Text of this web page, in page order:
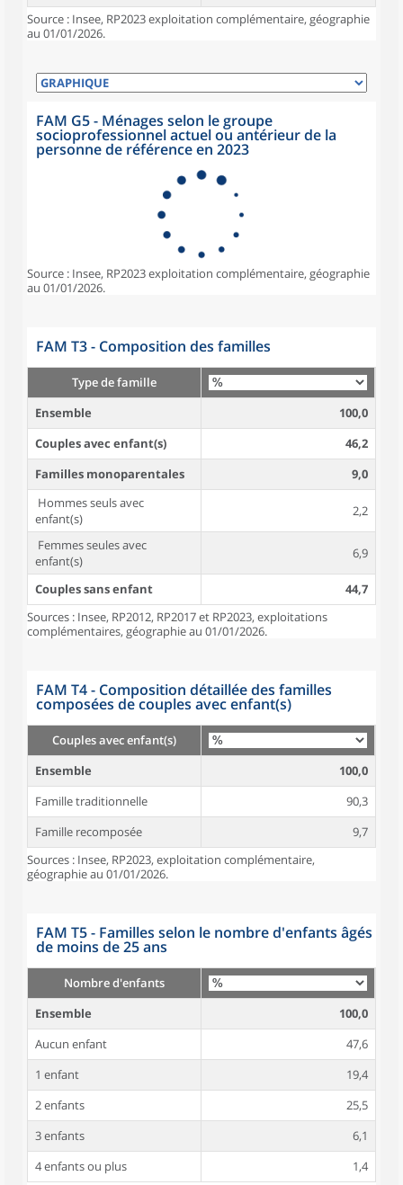
Source : Insee, RP2023 exploitation complémentaire, géographie
au 01/01/2026.
FAM G5 - Ménages selon le groupe
socioprofessionnel actuel ou antérieur de la
personne de référence en 2023
Source : Insee, RP2023 exploitation complémentaire, géographie
au 01/01/2026.
FAM T3 - Composition des familles
Type de famille
Ensemble
100,0
Couples avec enfant(s)
46,2
Familles monoparentales
9,0
Hommes seuls avec
enfant(s)
2,2
Femmes seules avec
enfant(s)
6,9
Couples sans enfant
44,7
Sources : Insee, RP2012, RP2017 et RP2023, exploitations
complémentaires, géographie au 01/01/2026.
FAM T4 - Composition détaillée des familles
composées de couples avec enfant(s)
Couples avec enfant(s)
Ensemble
100,0
Famille traditionnelle
90,3
Famille recomposée
9,7
Sources : Insee, RP2023, exploitation complémentaire,
géographie au 01/01/2026.
FAM T5 - Familles selon le nombre d'enfants âgés
de moins de 25 ans
Nombre d'enfants
Ensemble
100,0
Aucun enfant
47,6
1 enfant
19,4
2 enfants
25,5
3 enfants
6,1
4 enfants ou plus
1,4